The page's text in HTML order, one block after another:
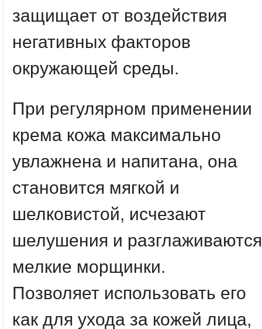
защищает от воздействия
негативных факторов
окружающей среды.
При регулярном применении
крема кожа максимально
увлажнена и напитана, она
становится мягкой и
шелковистой, исчезают
шелушения и разглаживаются
мелкие морщинки.
Позволяет использовать его
как для ухода за кожей лица,